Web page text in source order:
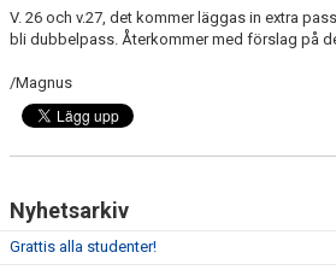
V. 26 och v.27, det kommer läggas in extra
bli dubbelpass. Återkommer med förslag på
/Magnus
Nyhetsarkiv
Grattis alla studenter!